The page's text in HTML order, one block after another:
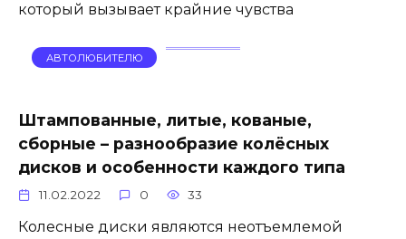
который вызывает крайние чувства
АВТОЛЮБИТЕЛЮ
Штампованные, литые, кованые,
сборные – разнообразие колёсных
дисков и особенности каждого типа
11.02.2022 0 33
Колесные диски являются неотъемлемой